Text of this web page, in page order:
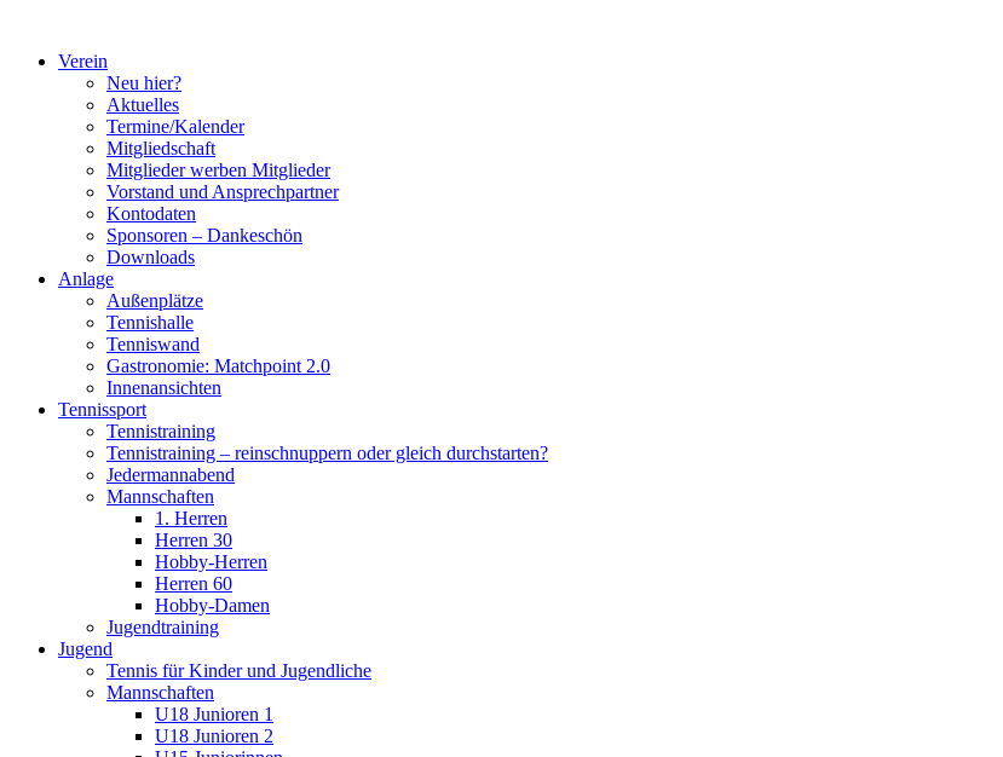
springenVerein
Neu hier?
Aktuelles
Termine/Kalender
Mitgliedschaft
Mitglieder werben Mitglieder
Vorstand und Ansprechpartner
Kontodaten
Sponsoren – Dankeschön
Downloads
Anlage
Außenplätze
Tennishalle
Tenniswand
Gastronomie: Matchpoint 2.0
Innenansichten
Tennissport
Tennistraining
Tennistraining – reinschnuppern oder gleich durchstarten?
Jedermannabend
Mannschaften
1. Herren
Herren 30
Hobby-Herren
Herren 60
Hobby-Damen
Jugendtraining
Jugend
Tennis für Kinder und Jugendliche
Mannschaften
U18 Junioren 1
U18 Junioren 2